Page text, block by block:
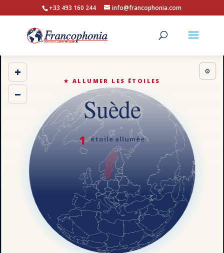
+33 493 160 244 info@francophonia.com
⚙
+
−
★ ALLUMER LES ÉTOILES
Suède
1 étoile allumée